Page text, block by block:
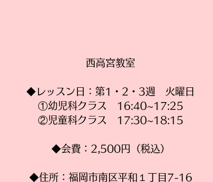
西高宮教室
◆レッスン日：第1・2・3週 火曜日
①幼児科クラス 16:40~17:25
②児童科クラス 17:30~18:15
◆会費：2,500円（税込）
​◆住所：福岡市南区平和１丁目7-16